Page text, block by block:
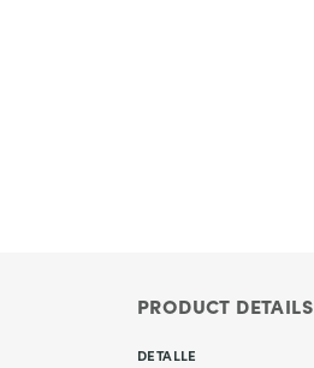
PRODUCT DETAILS
DETALLE